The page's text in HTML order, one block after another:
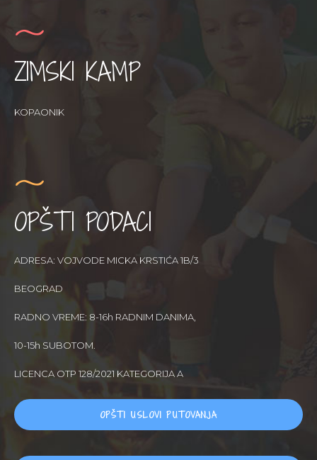
ZIMSKI KAMP
KOPAONIK
OPŠTI PODACI
ADRESA: VOJVODE MICKA KRSTIĆA 1B/3
BEOGRAD
RADNO VREME: 8-16h RADNIM DANIMA,
10-15h SUBOTOM.
LICENCA OTP 128/2021 KATEGORIJA A
OPŠTI USLOVI PUTOVANJA